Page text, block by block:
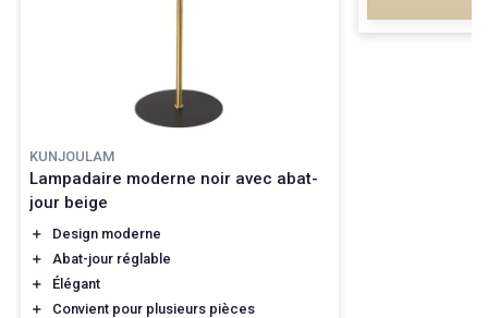
KUNJOULAM
Lampadaire moderne noir avec abat-
jour beige
＋
Design moderne
＋
Abat-jour réglable
＋
Élégant
＋
Convient pour plusieurs pièces